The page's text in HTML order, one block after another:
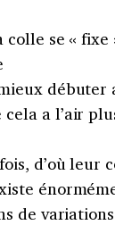
se « fixe
débuter
a l’air
d’où leur
de variations